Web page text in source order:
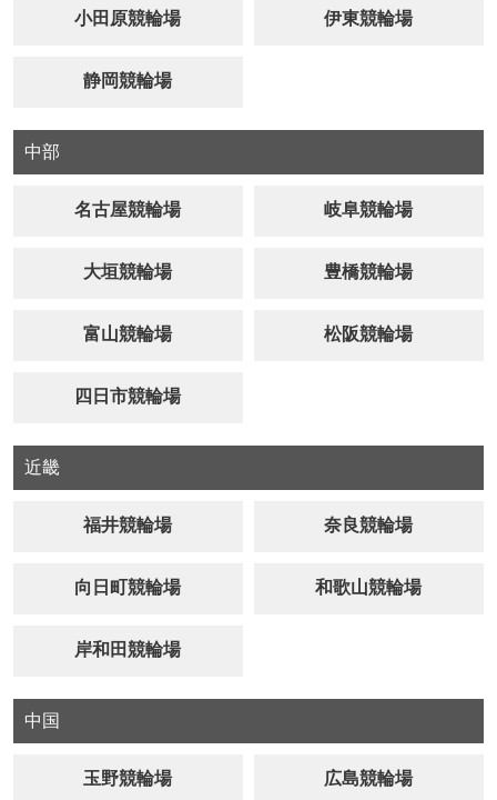
小田原競輪場 伊東競輪場
静岡競輪場
中部
名古屋競輪場 岐阜競輪場
大垣競輪場 豊橋競輪場
富山競輪場 松阪競輪場
四日市競輪場
近畿
福井競輪場 奈良競輪場
向日町競輪場 和歌山競輪場
岸和田競輪場
中国
玉野競輪場 広島競輪場